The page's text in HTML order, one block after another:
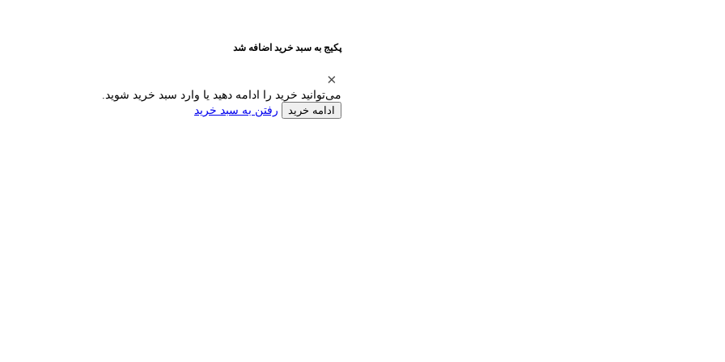
پکیج به سبد خرید اضافه شد
می‌توانید خرید را ادامه دهید یا وارد سبد خرید شوید.
ادامه خرید رفتن به سبد خرید